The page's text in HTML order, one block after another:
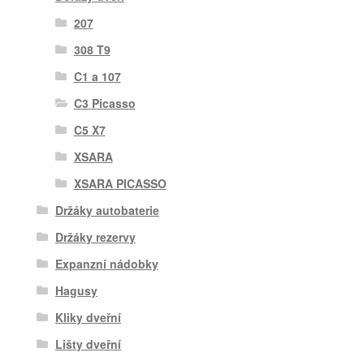
207
308 T9
C1 a 107
C3 Picasso
C5 X7
XSARA
XSARA PICASSO
Držáky autobaterie
Držáky rezervy
Expanzní nádobky
Hagusy
Kliky dveřní
Lišty dveřní